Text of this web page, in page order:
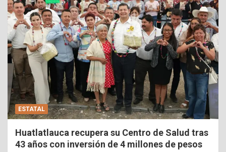
ESTATAL
Huatlatlauca recupera su Centro de Salud tras
43 años con inversión de 4 millones de pesos